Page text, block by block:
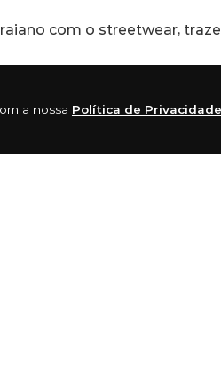
a nossa Política de Privacidade
com o streetwear,